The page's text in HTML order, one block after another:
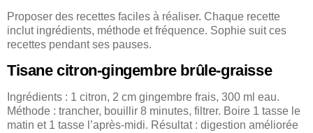
Proposer des recettes faciles à réaliser. Chaque recette
inclut ingrédients, méthode et fréquence. Sophie suit ces
recettes pendant ses pauses.
Tisane citron-gingembre brûle-graisse
Ingrédients : 1 citron, 2 cm gingembre frais, 300 ml eau.
Méthode : trancher, bouillir 8 minutes, filtrer. Boire 1 tasse le
matin et 1 tasse l’après-midi. Résultat : digestion améliorée